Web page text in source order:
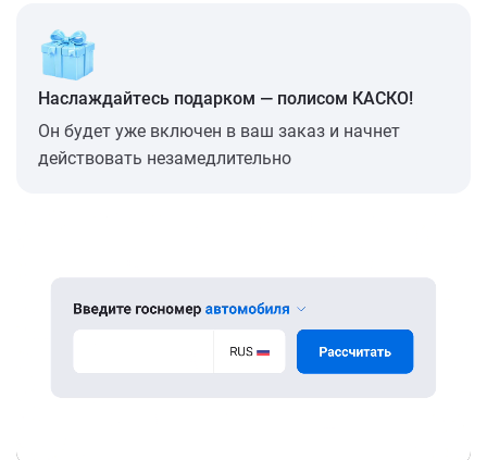
Наслаждайтесь подарком — полисом КАСКО!
Он будет уже включен в ваш заказ и начнет
действовать незамедлительно